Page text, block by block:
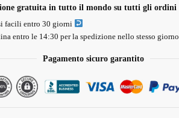
gratuita in tutto il mondo su tutti gli ordini
facili entro 30 giorni
entro le 14:30 per la spedizione nello stesso giorno
Pagamento sicuro garantito